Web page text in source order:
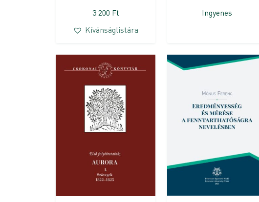
3 200 Ft
Kívánságlistára
Ingyenes